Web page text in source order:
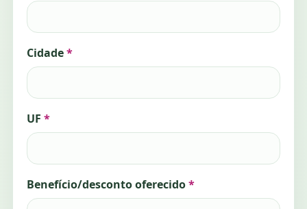
Cidade*
UF *
Benefício/desconto oferecido*